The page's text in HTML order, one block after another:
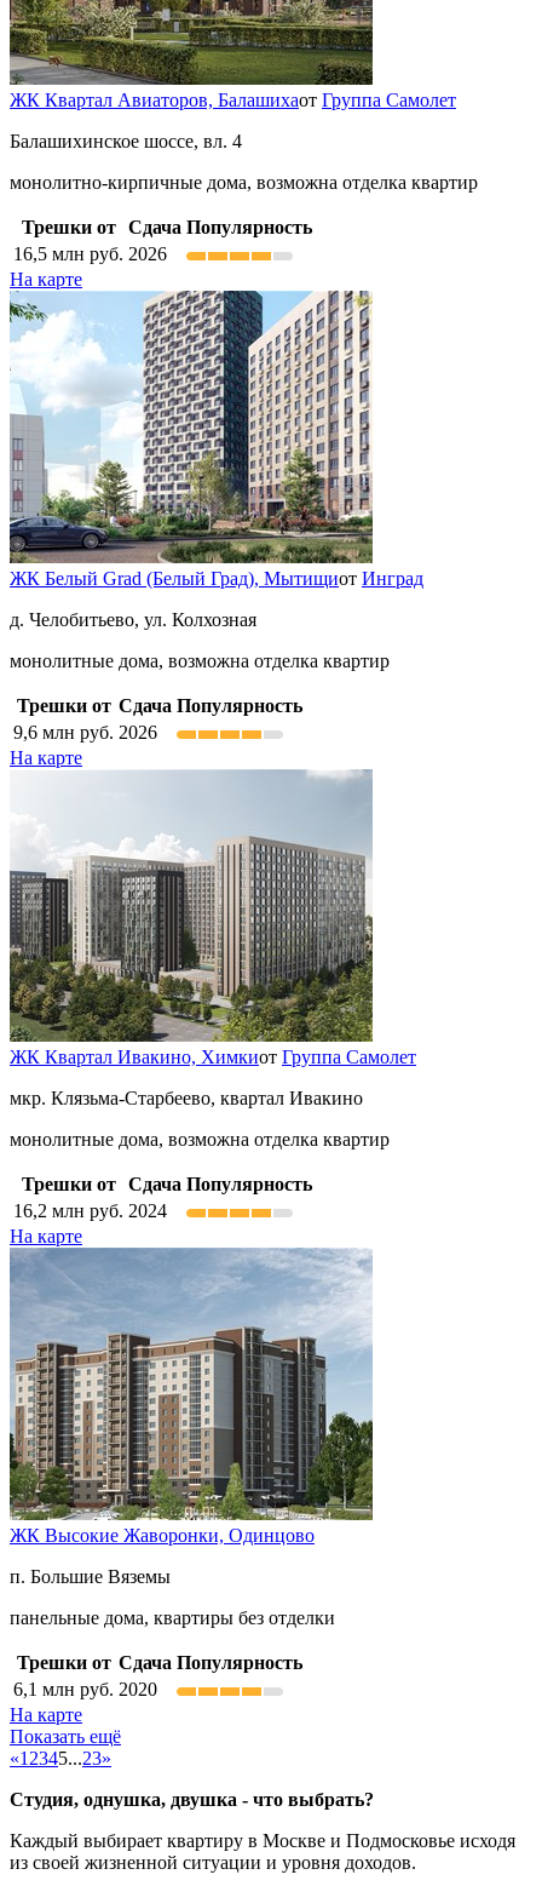
ЖК Квартал Авиаторов, Балашихаот Группа Самолет
Балашихинское шоссе, вл. 4
монолитно-кирпичные дома, возможна отделка квартир
Трешки от Сдача Популярность
16,5 млн руб. 2026
На карте
ЖК Белый Grad (Белый Град), Мытищиот Инград
д. Челобитьево, ул. Колхозная
монолитные дома, возможна отделка квартир
Трешки от Сдача Популярность
9,6 млн руб. 2026
На карте
ЖК Квартал Ивакино, Химкиот Группа Самолет
мкр. Клязьма-Старбеево, квартал Ивакино
монолитные дома, возможна отделка квартир
Трешки от Сдача Популярность
16,2 млн руб. 2024
На карте
ЖК Высокие Жаворонки, Одинцово
п. Большие Вяземы
панельные дома, квартиры без отделки
Трешки от Сдача Популярность
6,1 млн руб. 2020
На карте
Показать ещё
«1 2345...23»
Студия, однушка, двушка - что выбрать?
Каждый выбирает квартиру в Москве и Подмосковье исходя
из своей жизненной ситуации и уровня доходов.